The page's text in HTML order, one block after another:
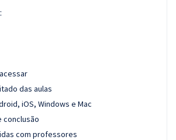
das aulas
iOS, Windows e Mac
conclusão
com professores